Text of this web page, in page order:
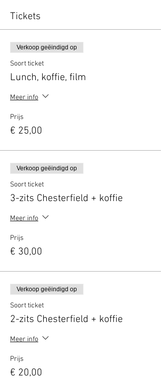
Tickets
Verkoop geëindigd op
Soort ticket
Lunch, koffie, film
Meer info
Prijs
€ 25,00
Verkoop geëindigd op
Soort ticket
3-zits Chesterfield + koffie
Meer info
Prijs
€ 30,00
Verkoop geëindigd op
Soort ticket
2-zits Chesterfield + koffie
Meer info
Prijs
€ 20,00